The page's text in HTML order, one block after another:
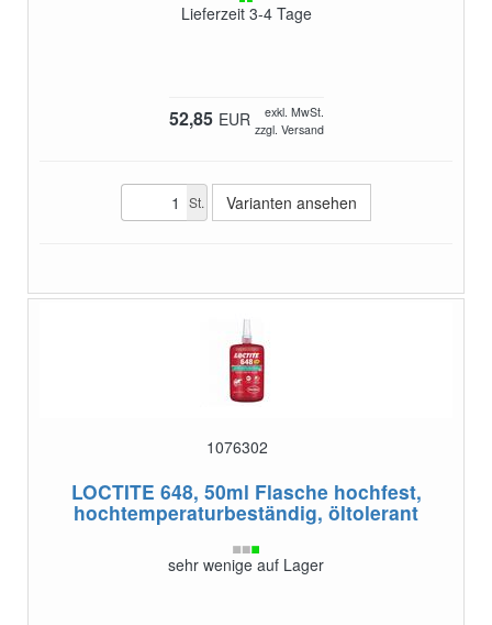
Lieferzeit 3-4 Tage
52,85 EUR
exkl. MwSt.
zzgl. Versand
St. Varianten ansehen
1076302
LOCTITE 648, 50ml Flasche hochfest,
hochtemperaturbeständig, öltolerant
sehr wenige auf Lager